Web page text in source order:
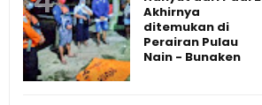
Akhirnya
ditemukan di
Perairan Pulau
Nain - Bunaken